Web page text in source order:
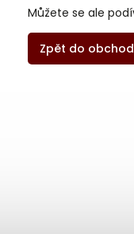
Můžete se ale
Zpět do